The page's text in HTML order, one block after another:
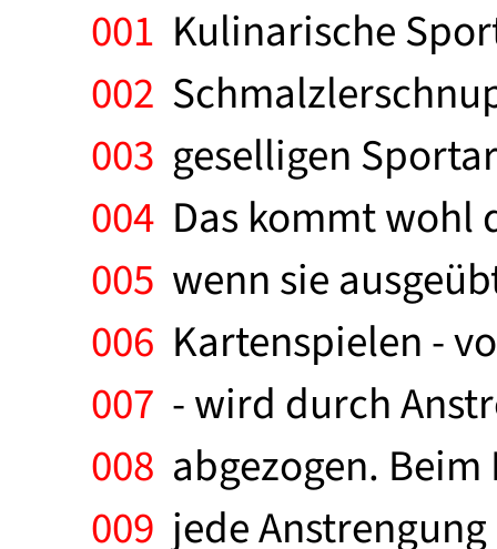
001 Kulinarische
002
003 geselligen
004 Das kommt wohl
005 wenn sie
006 Kartenspielen -
007 - wird durch
008 abgezogen.
009 jede